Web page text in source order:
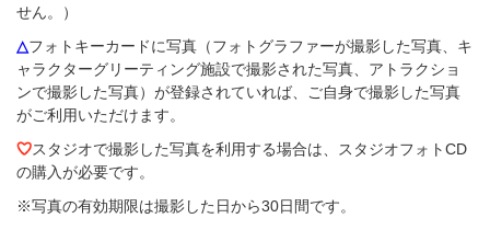
せん。）
△フォトキーカードに写真（フォトグラファーが撮影した写真、キ
ャラクターグリーティング施設で撮影された写真、アトラクショ
ンで撮影した写真）が登録されていれば、ご自身で撮影した写真
がご利用いただけます。
スタジオで撮影した写真を利用する場合は、スタジオフォトCD
の購入が必要です。
※写真の有効期限は撮影した日から30日間です。